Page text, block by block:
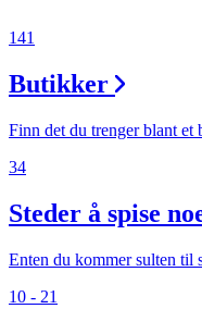
Magasin
Gavekort
Finn frem
141
Butikker
Finn det du trenger blant et
34
Steder å spise
Enten du kommer sulten til
10 - 21